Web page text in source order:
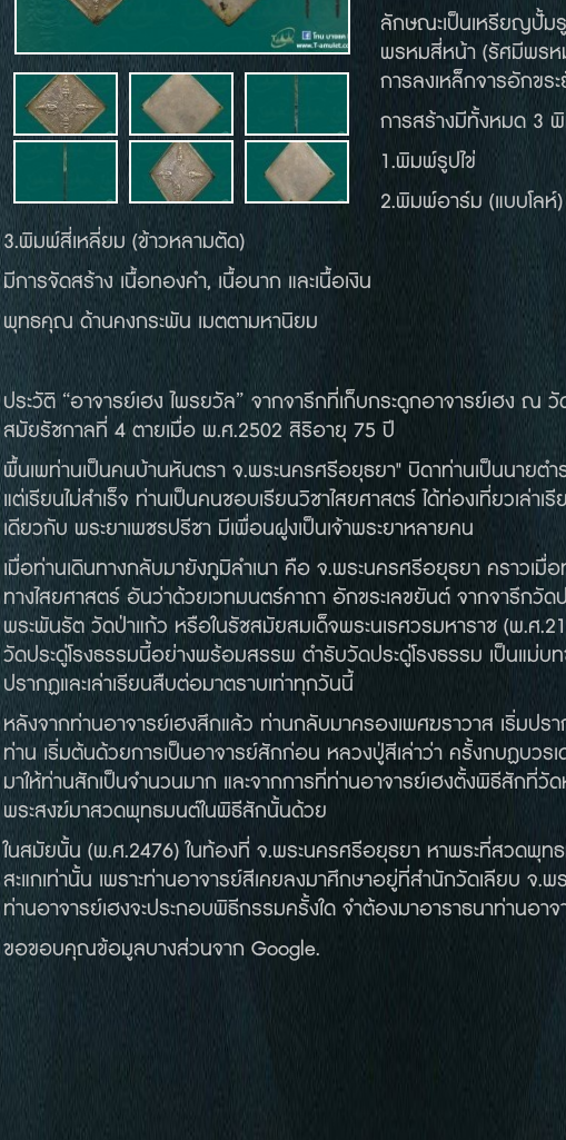
ลักษณะเป็นเหรียญปั้ม
พรหมสี่หน้า (รัศมีพรห
การลงเหล็กจารอักขร
การสร้างมีทั้งหมด 3
1.พิมพ์รูปไข่
2.พิมพ์อาร์ม (แบบโลห์)
3.พิมพ์สี่เหลี่ยม (ข้าวหลามตัด)
มีการจัดสร้าง เนื้อทองคำ, เนื้อนาก และเนื้อเงิน
พุทธคุณ ด้านคงกระพัน เมตตามหานิยม
ประวัติ “อาจารย์เฮง ไพรยวัล” จากจารึกที่เก็บกระดูกอาจารย์เฮง ณ
สมัยรัชกาลที่ 4 ตายเมื่อ พ.ศ.2502 สิริอายุ 75 ปี
พื้นเพท่านเป็นคนบ้านหันตรา จ.พระนครศรีอยุธยา" บิดาท่านเป็นนาย
แต่เรียนไม่สำเร็จ ท่านเป็นคนชอบเรียนวิชาไสยศาสตร์ ได้ท่องเที่ยวเล่า
เดียวกับ พระยาเพชรปรีชา มีเพื่อนฝูงเป็นเจ้าพระยาหลายคน
เมื่อท่านเดินทางกลับมายังภูมิลำเนา คือ จ.พระนครศรีอยุธยา คราวเ
ทางไสยศาสตร์ อันว่าด้วยเวทมนตร์คาถา อักขระเลขยันต์ จากจารึกวัด
พระพันรัต วัดป่าแก้ว หรือในรัชสมัยสมเด็จพระนเรศวรมหาราช (พ.ศ
วัดประดู่โรงธรรมนี้อย่างพร้อมสรรพ ตำรับวัดประดู่โรงธรรม เป็นแม่บ
ปรากฏและเล่าเรียนสืบต่อมาตราบเท่าทุกวันนี้
หลังจากท่านอาจารย์เฮงสึกแล้ว ท่านกลับมาครองเพศฆราวาส เริ่มปร
ท่าน เริ่มต้นด้วยการเป็นอาจารย์สักก่อน หลวงปู่สีเล่าว่า ครั้งกบฏบวร
มาให้ท่านสักเป็นจำนวนมาก และจากการที่ท่านอาจารย์เฮงตั้งพิธีสักที่
พระสงฆ์มาสวดพุทธมนต์ในพิธีสักนั้นด้วย
ในสมัยนั้น (พ.ศ.2476) ในท้องที่ จ.พระนครศรีอยุธยา หาพระที่สวดพุท
สะแกเท่านั้น เพราะท่านอาจารย์สีเคยลงมาศึกษาอยู่ที่สำนักวัดเลียบ จ.
ท่านอาจารย์เฮงจะประกอบพิธีกรรมครั้งใด จำต้องมาอาราธนาท่านอ
ขอขอบคุณข้อมูลบางส่วนจาก Google.